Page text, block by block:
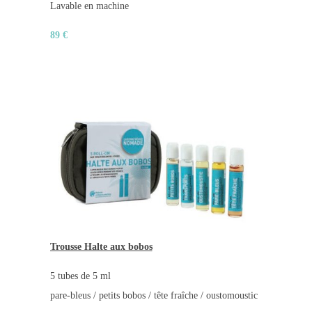
Lavable en machine
89 €
Trousse Halte aux bobos
5 tubes de 5 ml
pare-bleus / petits bobos / tête fraîche / oustomoustic